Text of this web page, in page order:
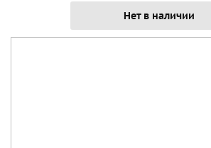
Нет в наличии